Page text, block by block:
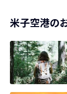
米子空港の